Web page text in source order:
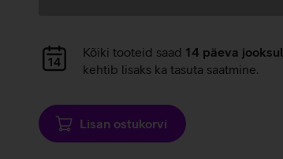
Andmete
laadimine
Kõiki tooteid saad 14 päeva jooksul
kehtib lisaks ka tasuta saatmine.
Lisan ostukorvi